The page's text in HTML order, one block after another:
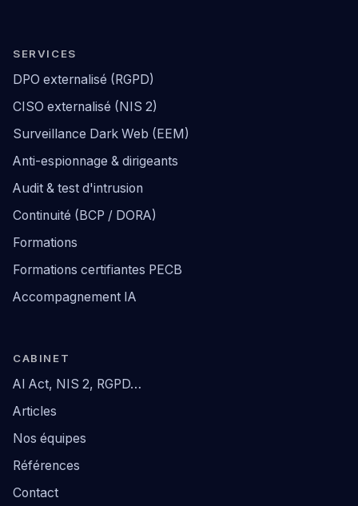
SERVICES
DPO externalisé (RGPD)
CISO externalisé (NIS 2)
Surveillance Dark Web (EEM)
Anti-espionnage & dirigeants
Audit & test d'intrusion
Continuité (BCP / DORA)
Formations
Formations certifiantes PECB
Accompagnement IA
CABINET
AI Act, NIS 2, RGPD…
Articles
Nos équipes
Références
Contact